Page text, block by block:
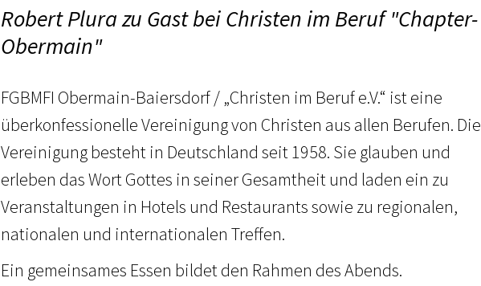
Robert Plura zu Gast bei Christen im Beruf "Chapter-
Obermain"
FGBMFI Obermain-Baiersdorf / „Christen im Beruf e.V.“ ist eine
überkonfessionelle Vereinigung von Christen aus allen Berufen. Die
Vereinigung besteht in Deutschland seit 1958. Sie glauben und
erleben das Wort Gottes in seiner Gesamtheit und laden ein zu
Veranstaltungen in Hotels und Restaurants sowie zu regionalen,
nationalen und internationalen Treffen.
Ein gemeinsames Essen bildet den Rahmen des Abends.